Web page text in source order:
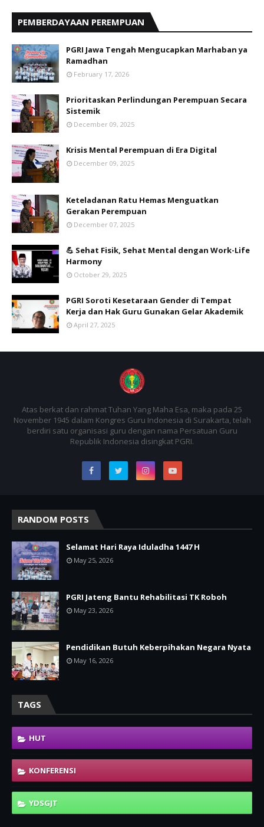
PEMBERDAYAAN PEREMPUAN
PGRI Jawa Tengah Mengucapkan Marhaban ya
Ramadhan
February 17, 2026
Prioritaskan Perlindungan Perempuan Secara
Sistemik
December 09, 2025
Krisis Mental Perempuan di Era Digital
December 09, 2025
Keteladanan Ratu Hemas Menguatkan
Gerakan Perempuan
December 07, 2025
💪 Sehat Fisik, Sehat Mental dengan Work-Life
Harmony
October 29, 2025
PGRI Soroti Kesetaraan Gender di Tempat
Kerja dan Hak Guru Gunakan Gelar Akademik
April 27, 2025
Atas berkat dan rahmat Tuhan Yang Maha Esa, maka pada 25
November 1945 dalam Kongres Guru Indonesia di Surakarta, telah
berdiri satu organisasi guru dengan nama Persatuan Guru
Republik Indonesia disingkat PGRI.
RANDOM POSTS
Selamat Hari Raya Iduladha 1447 H
May 25, 2026
PGRI Jateng Bantu Rehabilitasi TK Roboh
May 23, 2026
Pendidikan Butuh Keberpihakan Negara Nyata
May 16, 2026
TAGS
HUT
KONFERENSI
YDSGJT